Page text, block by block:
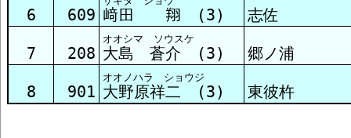
6 609 﨑田 翔 (3) 志佐
7 208
オオシマ ソウスケ
大島 蒼介 (3) 郷ノ浦
8 901
オオノハラ ショウジ
大野原祥二 (3) 東彼杵